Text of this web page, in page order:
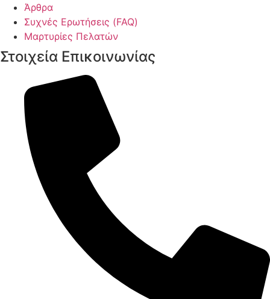
Άρθρα
Συχνές Ερωτήσεις (FAQ)
Μαρτυρίες Πελατών
Στοιχεία Επικοινωνίας